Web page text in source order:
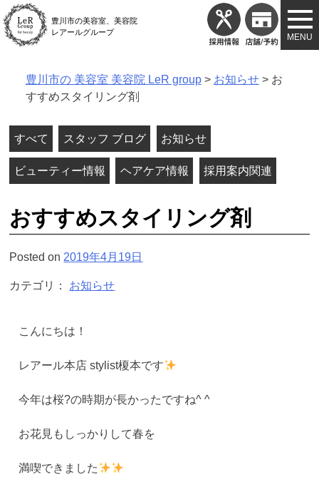
Skip
to
content
豊川市の美容室、美容院
レアールグループ
豊川市の 美容室 美容院 LeR group> お知らせ> お
すすめスタイリング剤
すべて スタッフ ブログ お知らせ
ビューティー情報 ヘアケア情報 採用案内関連
おすすめスタイリング剤
Posted on 2019年4月19日
カテゴリ： お知らせ
こんにちは！
レアール本店 stylist榎本です
今年は桜?の時期が長かったですね^ ^
お花見もしっかりして春を
満喫できました